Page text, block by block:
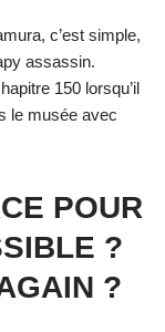
c’est simple,
assassin.
150 lorsqu’il
le musée avec
POUR
?
?